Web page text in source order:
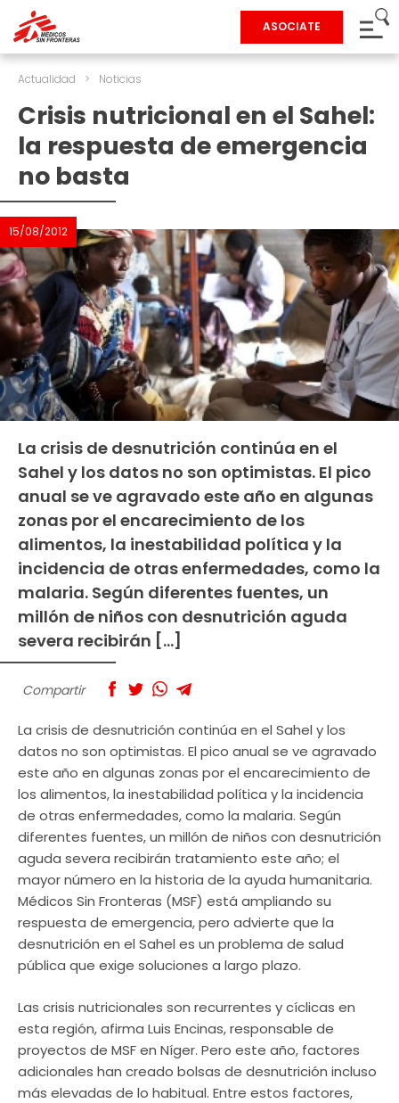
ASOCIATE
Actualidad > Noticias
Crisis nutricional en el Sahel:
la respuesta de emergencia
no basta
15/08/2012
La crisis de desnutrición continúa en el
Sahel y los datos no son optimistas. El pico
anual se ve agravado este año en algunas
zonas por el encarecimiento de los
alimentos, la inestabilidad política y la
incidencia de otras enfermedades, como la
malaria. Según diferentes fuentes, un
millón de niños con desnutrición aguda
severa recibirán […]
Compartir
La crisis de desnutrición continúa en el Sahel y los
datos no son optimistas. El pico anual se ve agravado
este año en algunas zonas por el encarecimiento de
los alimentos, la inestabilidad política y la incidencia
de otras enfermedades, como la malaria. Según
diferentes fuentes, un millón de niños con desnutrición
aguda severa recibirán tratamiento este año; el
mayor número en la historia de la ayuda humanitaria.
Médicos Sin Fronteras (MSF) está ampliando su
respuesta de emergencia, pero advierte que la
desnutrición en el Sahel es un problema de salud
pública que exige soluciones a largo plazo.
Las crisis nutricionales son recurrentes y cíclicas en
esta región, afirma Luis Encinas, responsable de
proyectos de MSF en Níger. Pero este año, factores
adicionales han creado bolsas de desnutrición incluso
más elevadas de lo habitual. Entre estos factores,